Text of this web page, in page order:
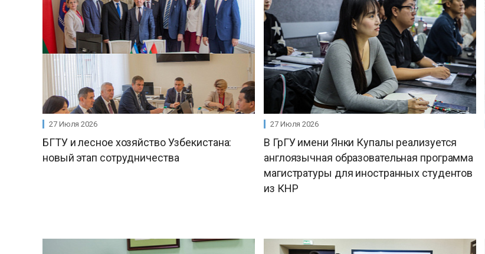
27 Июля 2026
БГТУ и лесное хозяйство Узбекистана:
новый этап сотрудничества
27 Июля 2026
В ГрГУ имени Янки Купалы реализуется
англоязычная образовательная программа
магистратуры для иностранных студентов
из КНР